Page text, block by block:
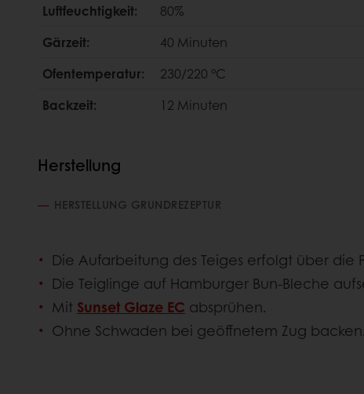
Luftfeuchtigkeit:
80%
Gärzeit:
40 Minuten
Ofentemperatur:
230/220 °C
Backzeit:
12 Minuten
Herstellung
HERSTELLUNG GRUNDREZEPTUR
Die Aufarbeitung des Teiges erfolgt über die
Die Teiglinge auf Hamburger Bun-Bleche
Mit Sunset Glaze EC absprühen.
Ohne Schwaden bei geöffnetem Zug backen.